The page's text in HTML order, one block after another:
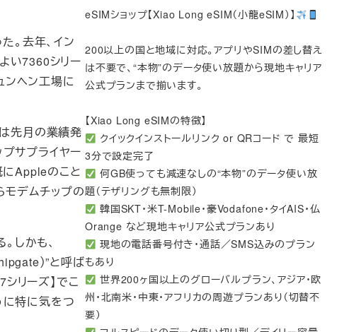
。去年、イン
い7360シリー
ンヘン工場に
先月の業績発
サプライヤー
Appleのこと
モデムチップの
しかも、
）”と呼ば
リーズ】でこ
に特に気をつ
eSIMショップ【Xiao Long eSIM（小龍eSIM）】
200以上の国と地域に対応。アプリやSIMの差し替え
は不要で、“本物”のデータ使い放題から現地キャリア
公式プランまで揃います。
【Xiao Long eSIMの特徴】
クイックインストールリンク or QRコード で 最短
3分で設定完了
何GB使っても減速なしの“本物”のデータ使い放
題（テザリングも無制限）
韓国SKT・米T-Mobile・豪Vodafone・タイAIS・仏
Orange など現地キャリア公式プランあり
現地の電話番号付き・通話／SMS込みのプラン
もあり
世界200ヶ国以上のグローバルプラン、アジア・欧
州・北南米・中東・アフリカの周遊プランあり（切替不
要）